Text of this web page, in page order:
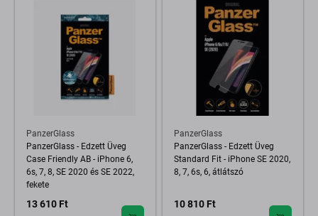
PanzerGlass
PanzerGlass - Edzett Üveg
Case Friendly AB - iPhone 6,
6s, 7, 8, SE 2020 és SE 2022,
fekete
13 610 Ft
PanzerGlass
PanzerGlass - Edzett Üveg
Standard Fit - iPhone SE 2020,
8, 7, 6s, 6, átlátszó
10 810 Ft